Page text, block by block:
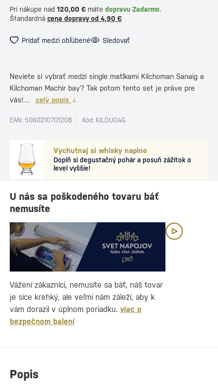
Pri nákupe nad 120,00 € máte dopravu Zadarmo.
Štandardná cena dopravy od 4,90 €
Pridať medzi obľúbené Sledovať
Vychutnaj si whisky naplno
Doplň si degustačný pohár a posuň zážitok o
level vyššie!
Neviete si vybrať medzi single matlkami Kilchoman Sanaig a
Kilchoman Machir bay? Tak potom tento set je práve pre
vás!…
celý popis
EAN: 5060210701208 Kód: KILDUO4G
Popis
U nás sa poškodeného tovaru báť
nemusíte
Vážení zákazníci, nemusíte sa báť, náš tovar
je síce krehký, ale veľmi nám záleží, aby k
vám dorazil v úplnom poriadku. viac o
bezpečnom balení